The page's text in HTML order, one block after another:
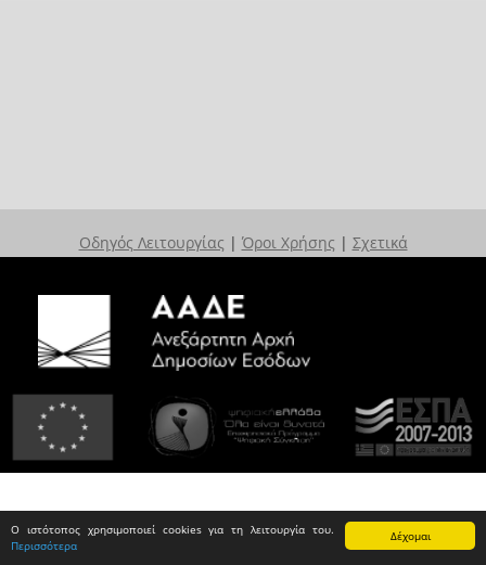
Δέχομαι
Ο ιστότοπος χρησιμοποιεί cookies για τη λειτουργία του.
Περισσότερα
Οδηγός Λειτουργίας | Όροι Χρήσης | Σχετικά